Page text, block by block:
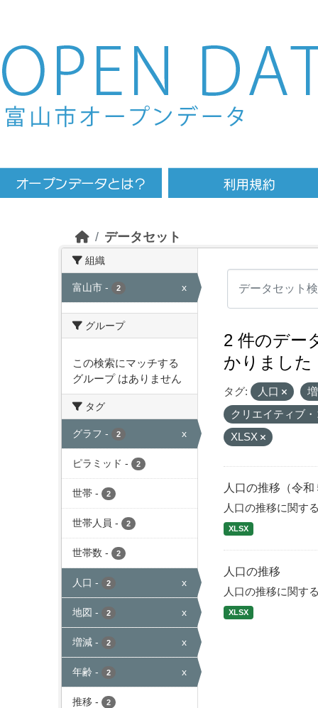
Skip to main content
データセット
組織
富山市 - 2 x
グループ
この検索にマッチする
グループ はありません
タグ
グラフ - 2 x
ピラミッド - 2
世帯 - 2
世帯人員 - 2
世帯数 - 2
人口 - 2 x
地図 - 2 x
増減 - 2 x
年齢 - 2 x
推移 - 2
2 件のデー
かりました
タグ: 人口
クリエイティブ
XLSX
人口の推移（令和
人口の推移に関す
XLSX
人口の推移
人口の推移に関す
XLSX